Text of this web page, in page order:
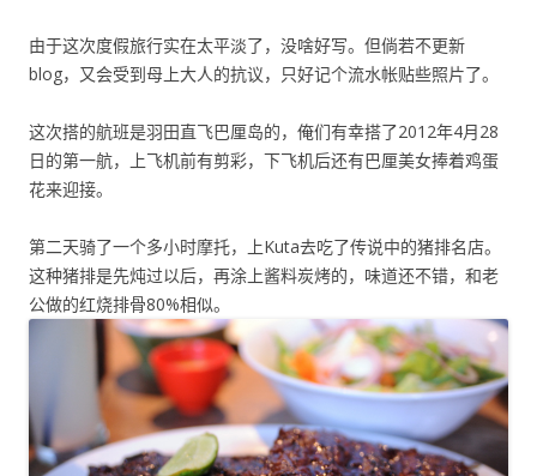
由于这次度假旅行实在太平淡了，没啥好写。但倘若不更新
blog，又会受到母上大人的抗议，只好记个流水帐贴些照片了。
这次搭的航班是羽田直飞巴厘岛的，俺们有幸搭了2012年4月28
日的第一航，上飞机前有剪彩，下飞机后还有巴厘美女捧着鸡蛋
花来迎接。
第二天骑了一个多小时摩托，上Kuta去吃了传说中的猪排名店。
这种猪排是先炖过以后，再涂上酱料炭烤的，味道还不错，和老
公做的红烧排骨80%相似。